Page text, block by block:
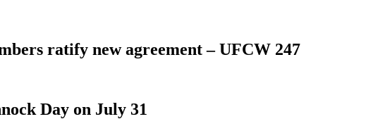
ratify new agreement – UFCW 247
Day on July 31